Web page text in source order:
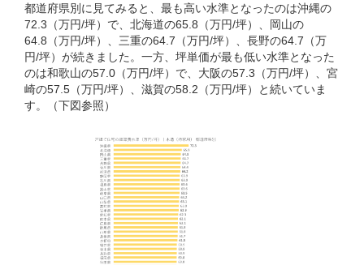
都道府県別に見てみると、最も高い水準となったのは沖縄の
72.3（万円/坪）で、北海道の65.8（万円/坪）、岡山の
64.8（万円/坪）、三重の64.7（万円/坪）、長野の64.7（万
円/坪）が続きました。一方、坪単価が最も低い水準となった
のは和歌山の57.0（万円/坪）で、大阪の57.3（万円/坪）、宮
崎の57.5（万円/坪）、滋賀の58.2（万円/坪）と続いていま
す。（下図参照）